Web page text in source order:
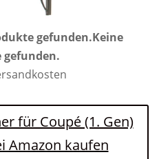
gefunden.Keine
gefunden.
für Coupé (1. Gen)
Amazon kaufen